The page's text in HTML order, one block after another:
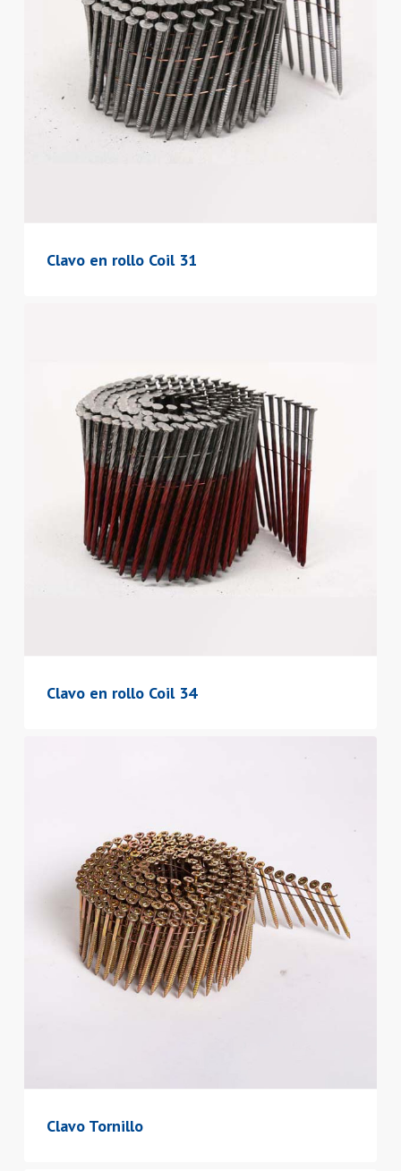
Clavo en rollo Coil 31
Clavo en rollo Coil 34
Clavo Tornillo